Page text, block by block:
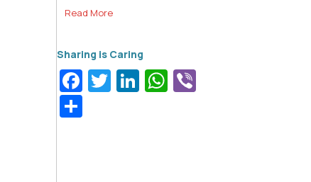
Read More
Facebook
Twitter
LinkedIn
WhatsApp